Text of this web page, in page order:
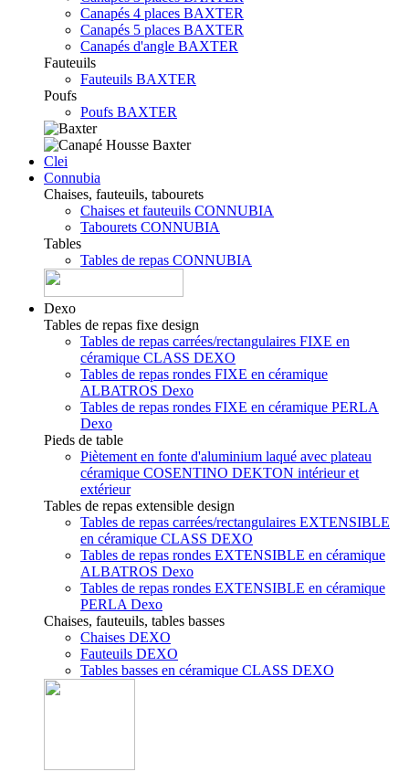
Canapés 4 places BAXTER
Canapés 5 places BAXTER
Canapés d'angle BAXTER
Fauteuils
Fauteuils BAXTER
Poufs
Poufs BAXTER
Clei
Connubia
Chaises, fauteuils, tabourets
Chaises et fauteuils CONNUBIA
Tabourets CONNUBIA
Tables
Tables de repas CONNUBIA
Dexo
Tables de repas fixe design
Tables de repas carrées/rectangulaires FIXE en
céramique CLASS DEXO
Tables de repas rondes FIXE en céramique
ALBATROS Dexo
Tables de repas rondes FIXE en céramique PERLA
Dexo
Pieds de table
Piètement en fonte d'aluminium laqué avec plateau
céramique COSENTINO DEKTON intérieur et
extérieur
Tables de repas extensible design
Tables de repas carrées/rectangulaires EXTENSIBLE
en céramique CLASS DEXO
Tables de repas rondes EXTENSIBLE en céramique
ALBATROS Dexo
Tables de repas rondes EXTENSIBLE en céramique
PERLA Dexo
Chaises, fauteuils, tables basses
Chaises DEXO
Fauteuils DEXO
Tables basses en céramique CLASS DEXO